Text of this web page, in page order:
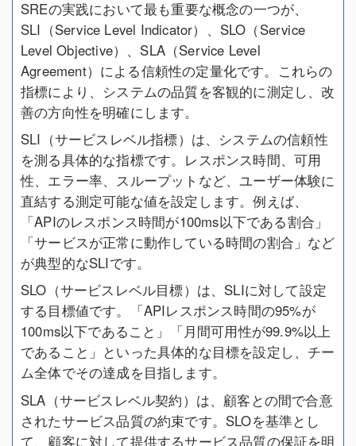
SREの実践において最も重要な概念の一つが、
SLI（Service Level Indicator）、SLO（Service
Level Objective）、SLA（Service Level
Agreement）による信頼性の定量化です。これらの
指標により、システムの品質を客観的に測定し、改
善の方向性を明確にします。
SLI（サービスレベル指標）は、システムの信頼性
を測る具体的な指標です。レスポンス時間、可用
性、エラー率、スループットなど、ユーザー体験に
直結する測定可能な値を設定します。例えば、
「APIのレスポンス時間が100ms以下である割合」
「サービスが正常に動作している時間の割合」など
が典型的なSLIです。
SLO（サービスレベル目標）は、SLIに対して設定
する目標値です。「APIレスポンス時間の95%が
100ms以下であること」「月間可用性が99.9%以上
であること」といった具体的な目標を設定し、チー
ム全体でその達成を目指します。
SLA（サービスレベル契約）は、顧客との間で合意
されたサービス品質の約束です。SLOを基準とし
て、顧客に対して提供するサービス品質の保証を明